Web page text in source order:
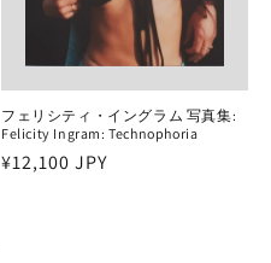
フェリシティ・イングラム 写真集:
Felicity Ingram: Technophoria
通
¥12,100 JPY